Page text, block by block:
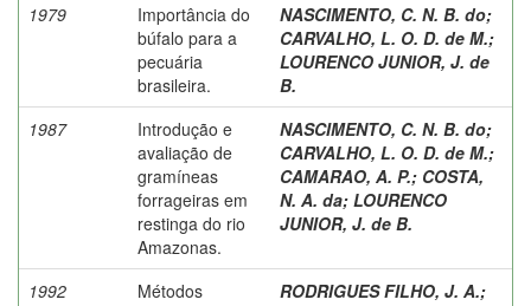
1979
Importância do
búfalo para a
pecuária
brasileira.
NASCIMENTO, C. N. B. do;
CARVALHO, L. O. D. de M.;
LOURENCO JUNIOR, J. de
B.
1987
Introdução e
avaliação de
gramíneas
forrageiras em
restinga do rio
Amazonas.
NASCIMENTO, C. N. B. do;
CARVALHO, L. O. D. de M.;
CAMARAO, A. P.; COSTA,
N. A. da; LOURENCO
JUNIOR, J. de B.
1992
Métodos
RODRIGUES FILHO, J. A.;